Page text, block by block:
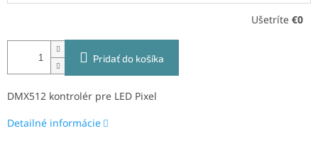
Ušetríte €0
Pridať do košíka
DMX512 kontrolér pre LED Pixel
Detailné informácie